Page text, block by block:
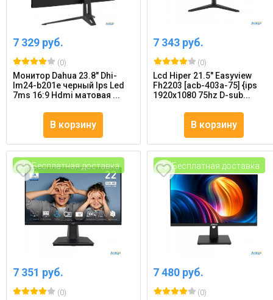
7 329 руб.
(0)
Монитор Dahua 23.8" Dhi-
lm24-b201e черный Ips Led
7ms 16:9 Hdmi матовая ...
В корзину
7 343 руб.
(0)
Lcd Hiper 21.5" Easyview
Fh2203 [acb-403a-75] {ips
1920x1080 75hz D-sub...
В корзину
Бесплатная доставка
7 351 руб.
(0)
Бесплатная доставка
7 480 руб.
(0)